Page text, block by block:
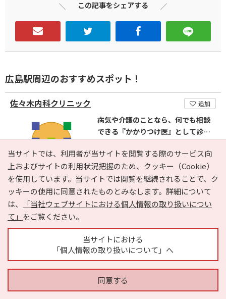
この記事をシェアする
広島駅周辺のおすすめスポット！
佐々木内科クリニック 追加
病気や介護のことなら、何でも相談
できる『かかりつけ医』として診療
広島県 JR各線 広島駅
082-263-6633
益田内科胃腸科医院 追加
『苦痛のない内視鏡検査』をするよ
う心がけております。
病院・医療 内科
広島県 JR山陽新幹線・山陽本線・芸
備線 広島駅
082-263-1955
当サイトでは、利用者が当サイトを閲覧する際のサービス向
上およびサイトの利用状況把握のため、クッキー（Cookie）
を使用しています。当サイトでは閲覧を継続されることで、ク
ッキーの使用に同意されたものとみなします。詳細について
は、
「当社ウェブサイトにおける個人情報の取り扱いについ
て」 をご覧ください。
当サイトにおける
「個人情報の取り扱いについて」へ
同意する